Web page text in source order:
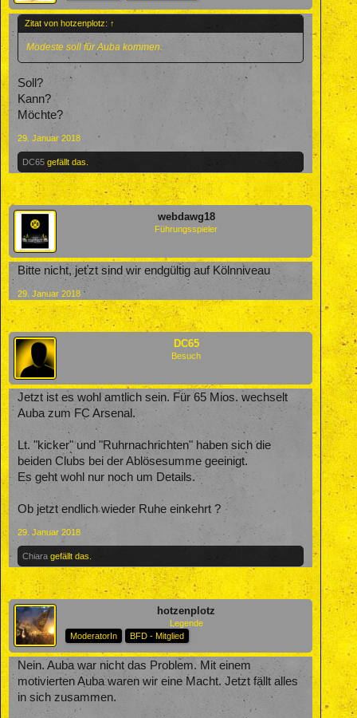
Zitat von hotzenplotz: ↑
Modeste soll für Auba kommen.
Soll?
Kann?
Möchte?
29. Januar 2018
DC65 gefällt das.
webdawg18
Führungsspieler
Bitte nicht, jeťzt sind wir endgültig auf Kölnniveau
29. Januar 2018
DC65
Besuch
Jetzt ist es wohl amtlich sein. Für 65 Mios. wechselt
Auba zum FC Arsenal.
Lt. "kicker" und "Ruhrnachrichten" haben sich die
beiden Clubs bei der Ablösesumme geeinigt.
Es geht wohl nur noch um Details.
Ob jetzt endlich wieder Ruhe einkehrt ?
29. Januar 2018
Chiara gefällt das.
hotzenplotz
Legende
ModeratorIn
BFD - Mitglied
Nein. Auba war nicht das Problem. Mit einem
motivierten Auba waren wir eine Macht. Jetzt fällt alles
in sich zusammen.